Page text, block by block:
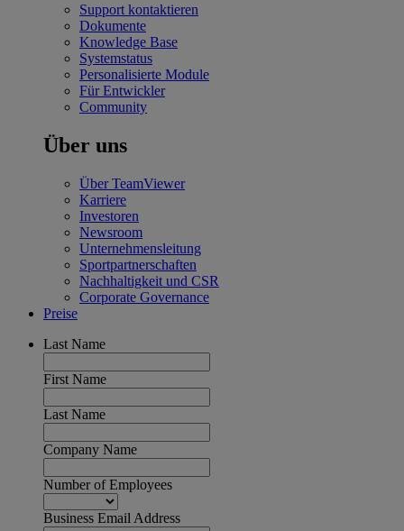
Support kontaktieren
Dokumente
Knowledge Base
Systemstatus
Personalisierte Module
Für Entwickler
Community
Über uns
Über TeamViewer
Karriere
Investoren
Newsroom
Unternehmensleitung
Sportpartnerschaften
Nachhaltigkeit und CSR
Corporate Governance
Preise
Last Name
First Name
Last Name
Company Name
Number of Employees
Business Email Address